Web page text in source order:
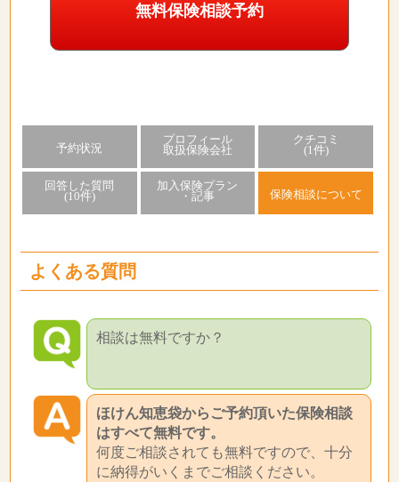
無料保険相談予約
予約状況
プロフィール
取扱保険会社
クチコミ
(1件)
回答した質問
(10件)
加入保険プラン
・記事
保険相談について
よくある質問
相談は無料ですか？
ほけん知恵袋からご予約頂いた保険相談
はすべて無料です。
何度ご相談されても無料ですので、十分
に納得がいくまでご相談ください。